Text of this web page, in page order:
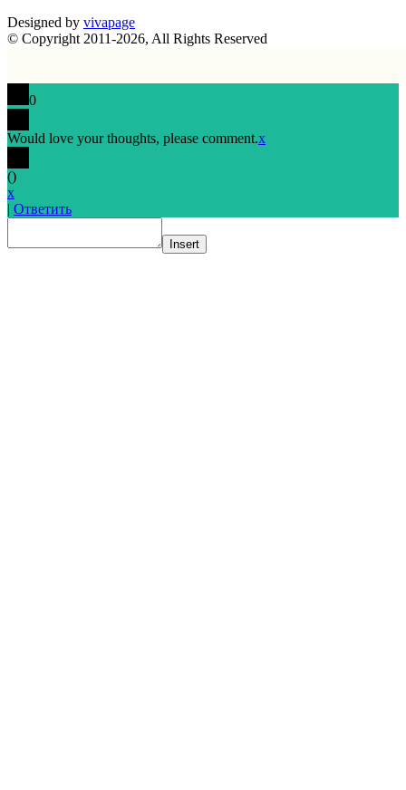
Designed by vivapage
© Copyright 2011-2026, All Rights Reserved
0
Would love your thoughts, please comment.x
()
x
| Ответить
Insert